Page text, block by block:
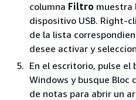
columna Filtro muestra
dispositivo USB. Right-
de la lista
desee activar y
En el escritorio, pulse el
Windows y busque Bloc
de notas para abrir un